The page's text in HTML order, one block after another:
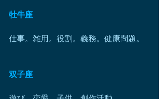
牡牛座
仕事。雑用。役割。義務。健康問題。
双子座